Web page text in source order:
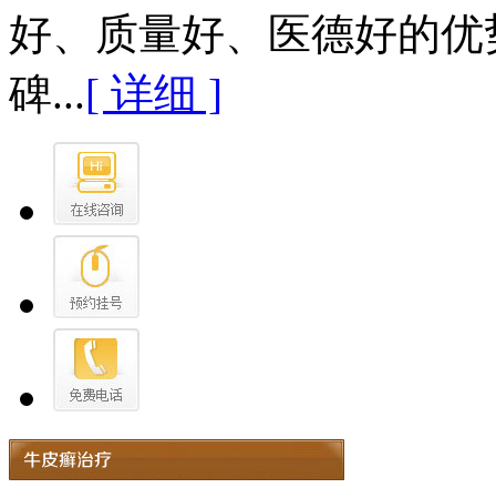
好、质量好、医德好的
碑...[ 详细 ]